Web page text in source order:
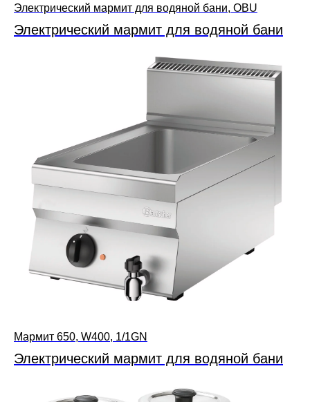
Электрический мармит для водяной бани, OBU
Электрический мармит для водяной бани
Мармит 650, W400, 1/1GN
Электрический мармит для водяной бани